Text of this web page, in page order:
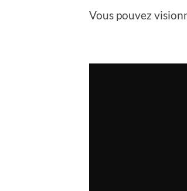
Vous pouvez